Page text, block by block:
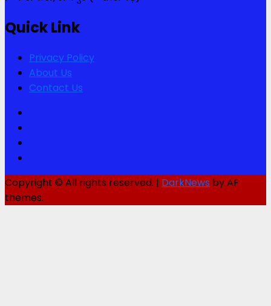
Quick Link
Privacy Policy
About Us
Contact Us
Copyright © All rights reserved. | DarkNews by AF
themes.